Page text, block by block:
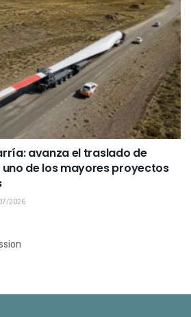
avanza el traslado de
de los mayores proyectos
2026